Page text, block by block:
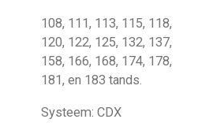
108, 111, 113, 115, 118,
120, 122, 125, 132, 137,
158, 166, 168, 174, 178,
181, en 183 tands.
Systeem: CDX